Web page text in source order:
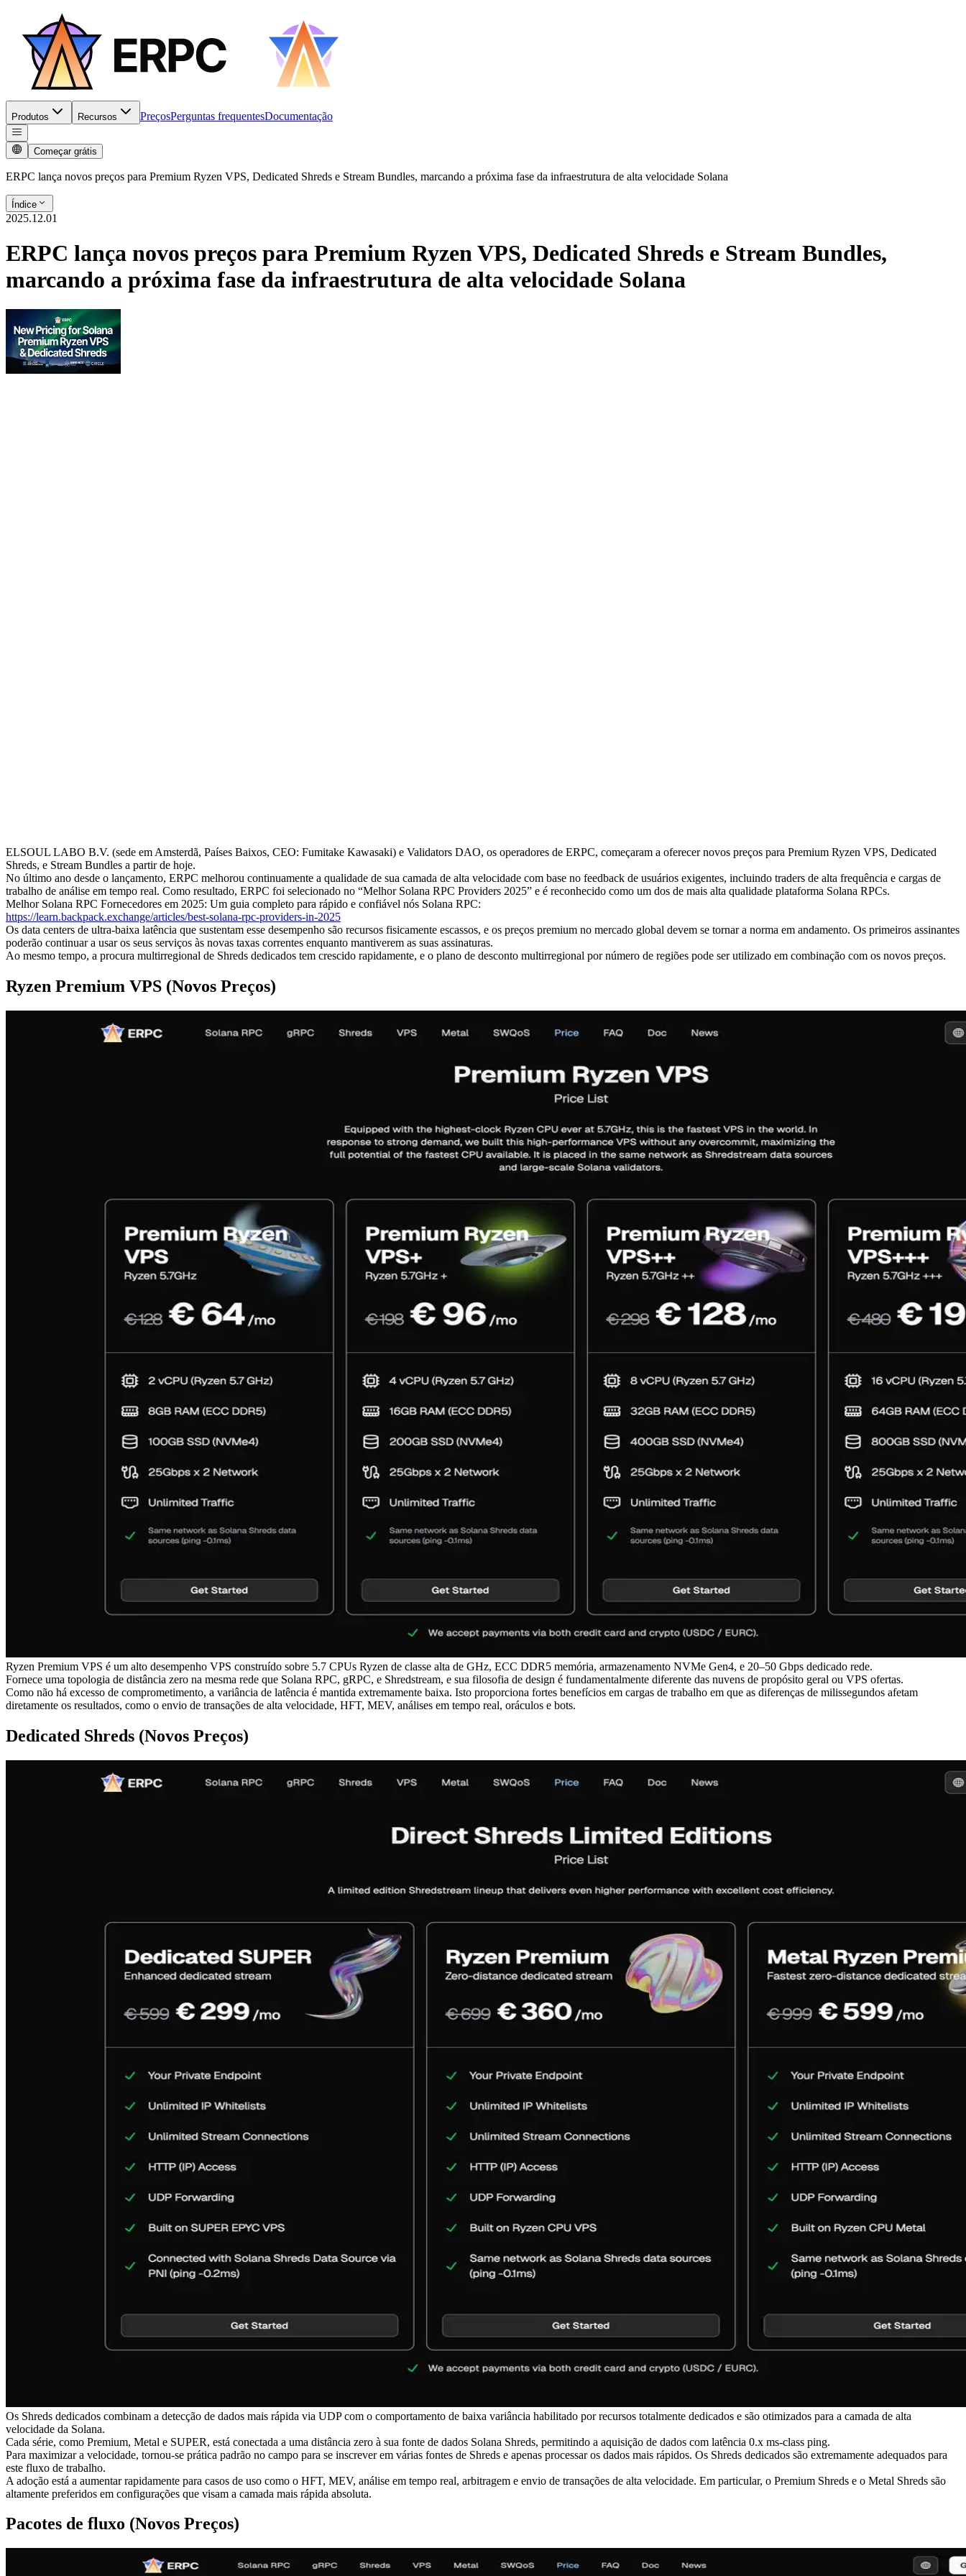
Produtos Recursos PreçosPerguntas frequentesDocumentação
Começar grátis
ERPC lança novos preços para Premium Ryzen VPS, Dedicated Shreds e Stream Bundles, marcando a próxima fase da infraestrutura de alta velocidade Solana
Índice
2025.12.01
ERPC lança novos preços para Premium Ryzen VPS, Dedicated Shreds e Stream Bundles,
marcando a próxima fase da infraestrutura de alta velocidade Solana
ELSOUL LABO B.V. (sede em Amsterdã, Países Baixos, CEO: Fumitake Kawasaki) e Validators DAO, os operadores de ERPC, começaram a oferecer novos preços para Premium Ryzen VPS, Dedicated
Shreds, e Stream Bundles a partir de hoje.
No último ano desde o lançamento, ERPC melhorou continuamente a qualidade de sua camada de alta velocidade com base no feedback de usuários exigentes, incluindo traders de alta frequência e cargas de
trabalho de análise em tempo real. Como resultado, ERPC foi selecionado no “Melhor Solana RPC Providers 2025” e é reconhecido como um dos de mais alta qualidade plataforma Solana RPCs.
Melhor Solana RPC Fornecedores em 2025: Um guia completo para rápido e confiável nós Solana RPC:
https://learn.backpack.exchange/articles/best-solana-rpc-providers-in-2025
Os data centers de ultra-baixa latência que sustentam esse desempenho são recursos fisicamente escassos, e os preços premium no mercado global devem se tornar a norma em andamento. Os primeiros assinantes
poderão continuar a usar os seus serviços às novas taxas correntes enquanto mantiverem as suas assinaturas.
Ao mesmo tempo, a procura multirregional de Shreds dedicados tem crescido rapidamente, e o plano de desconto multirregional por número de regiões pode ser utilizado em combinação com os novos preços.
Ryzen Premium VPS (Novos Preços)
Ryzen Premium VPS é um alto desempenho VPS construído sobre 5.7 CPUs Ryzen de classe alta de GHz, ECC DDR5 memória, armazenamento NVMe Gen4, e 20–50 Gbps dedicado rede.
Fornece uma topologia de distância zero na mesma rede que Solana RPC, gRPC, e Shredstream, e sua filosofia de design é fundamentalmente diferente das nuvens de propósito geral ou VPS ofertas.
Como não há excesso de comprometimento, a variância de latência é mantida extremamente baixa. Isto proporciona fortes benefícios em cargas de trabalho em que as diferenças de milissegundos afetam
diretamente os resultados, como o envio de transações de alta velocidade, HFT, MEV, análises em tempo real, oráculos e bots.
Dedicated Shreds (Novos Preços)
Os Shreds dedicados combinam a detecção de dados mais rápida via UDP com o comportamento de baixa variância habilitado por recursos totalmente dedicados e são otimizados para a camada de alta
velocidade da Solana.
Cada série, como Premium, Metal e SUPER, está conectada a uma distância zero à sua fonte de dados Solana Shreds, permitindo a aquisição de dados com latência 0.x ms-class ping.
Para maximizar a velocidade, tornou-se prática padrão no campo para se inscrever em várias fontes de Shreds e apenas processar os dados mais rápidos. Os Shreds dedicados são extremamente adequados para
este fluxo de trabalho.
A adoção está a aumentar rapidamente para casos de uso como o HFT, MEV, análise em tempo real, arbitragem e envio de transações de alta velocidade. Em particular, o Premium Shreds e o Metal Shreds são
altamente preferidos em configurações que visam a camada mais rápida absoluta.
Pacotes de fluxo (Novos Preços)